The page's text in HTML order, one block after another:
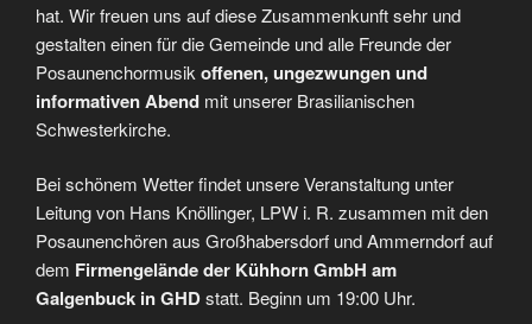
hat. Wir freuen uns auf diese Zusammenkunft sehr und
gestalten einen für die Gemeinde und alle Freunde der
Posaunenchormusik offenen, ungezwungen und
informativen Abend mit unserer Brasilianischen
Schwesterkirche.
Bei schönem Wetter findet unsere Veranstaltung unter
Leitung von Hans Knöllinger, LPW i. R. zusammen mit den
Posaunenchören aus Großhabersdorf und Ammerndorf auf
dem Firmengelände der Kühhorn GmbH am
Galgenbuck in GHDstatt. Beginn um 19:00 Uhr.